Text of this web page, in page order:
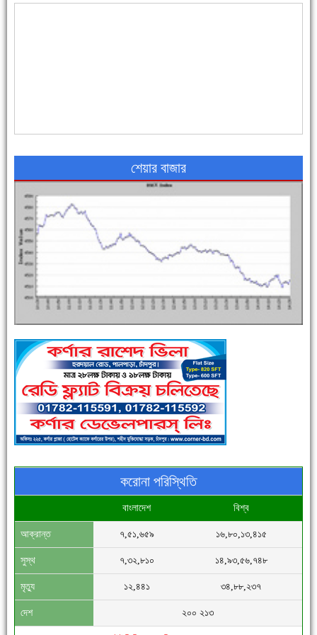
এক সপ্তাহে শনাক্ত বেড়েছে ৫৫%, মৃত্যু ৪৬%
পুলিশ সদস্যদের জন্যে এসপির মৌসুমি ফল উপহার
সিগমা ওয়েল ইন্ডাস্ট্রির মেকানিক ও গ্রাহক সভা
শেয়ার বাজার
করোনা পরিস্থিতি
বাংলাদেশ বিশ্ব
আক্রান্ত ৭,৫১,৬৫৯ ১৬,৮০,১৩,৪১৫
সুস্থ ৭,৩২,৮১০ ১৪,৯৩,৫৬,৭৪৮
মৃত্যু ১২,৪৪১ ৩৪,৮৮,২৩৭
দেশ ২০০ ২১৩